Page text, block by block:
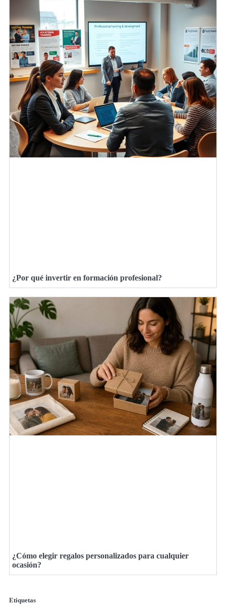
¿Por qué invertir en formación profesional?
¿Cómo elegir regalos personalizados para cualquier
ocasión?
Etiquetas